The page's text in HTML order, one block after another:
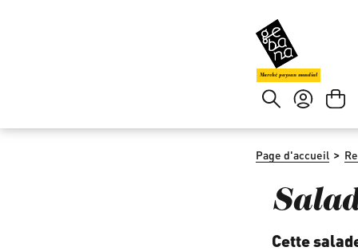
Marché paysan mondial
Page d'accueil >
Cette